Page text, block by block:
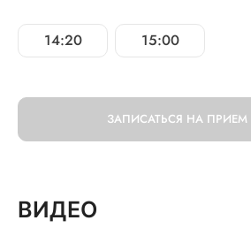
14:20 15:00
ЗАПИСАТЬСЯ НА ПРИЕМ
ВИДЕО